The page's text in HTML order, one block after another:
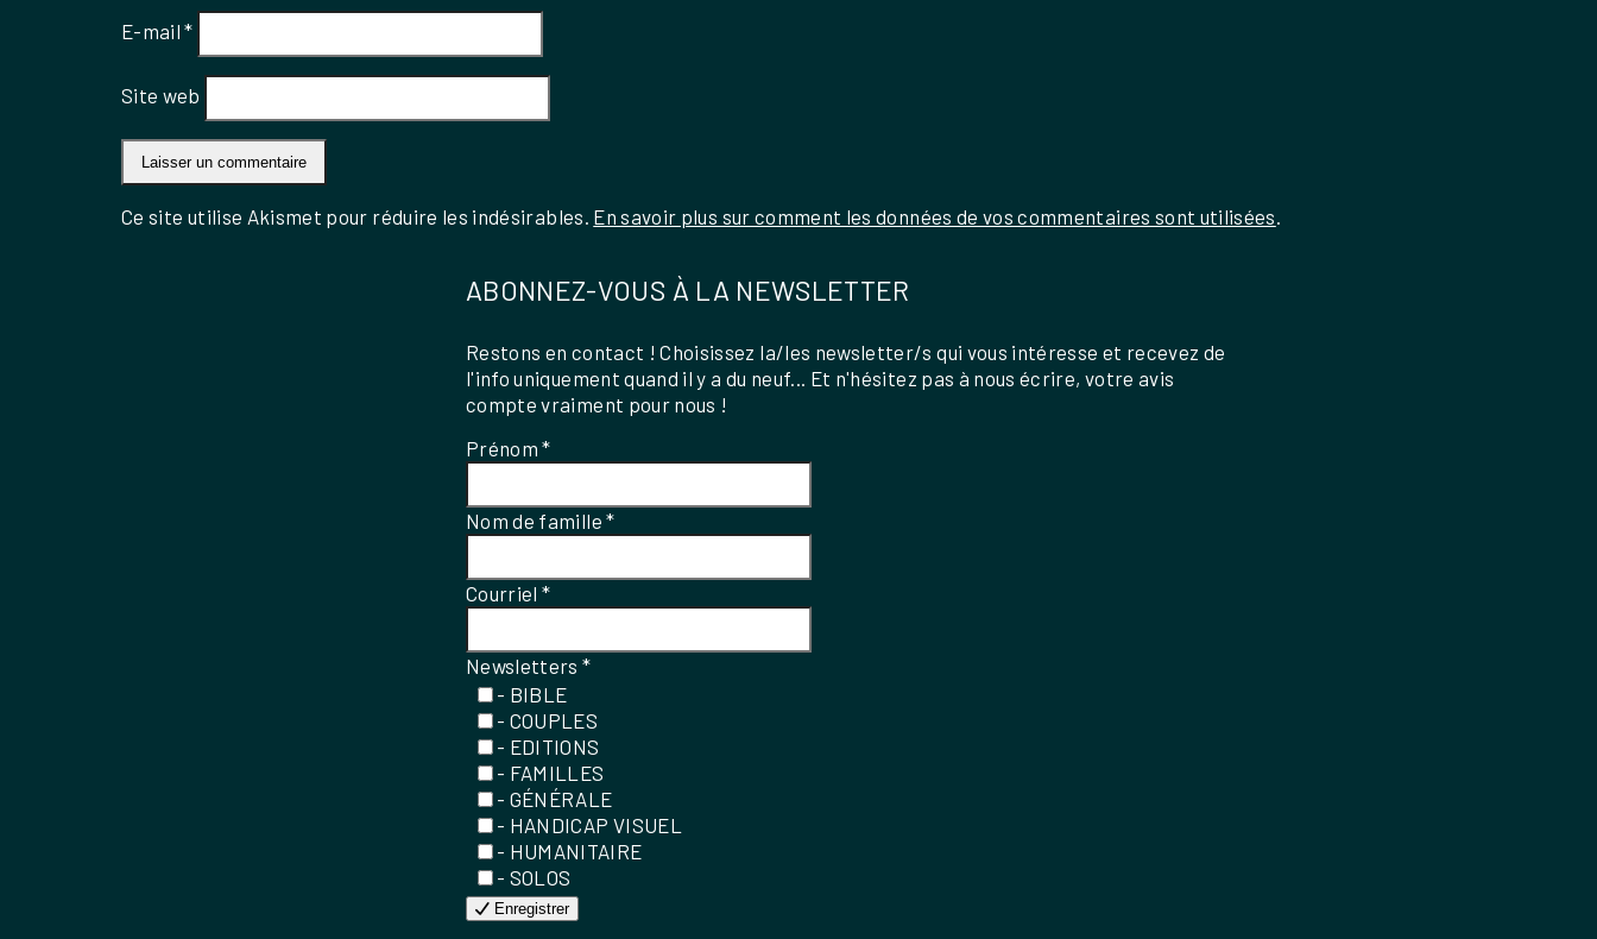
E-mail*
Site web
Ce site utilise Akismet pour réduire les indésirables. En savoir plus sur comment les données de vos commentaires sont utilisées.
ABONNEZ-VOUS À LA NEWSLETTER
Restons en contact ! Choisissez la/les newsletter/s qui vous intéresse et recevez de
l'info uniquement quand il y a du neuf... Et n'hésitez pas à nous écrire, votre avis
compte vraiment pour nous !
Prénom*
Nom de famille*
Courriel*
Newsletters*
- BIBLE
- COUPLES
- EDITIONS
- FAMILLES
- GÉNÉRALE
- HANDICAP VISUEL
- HUMANITAIRE
- SOLOS
Enregistrer